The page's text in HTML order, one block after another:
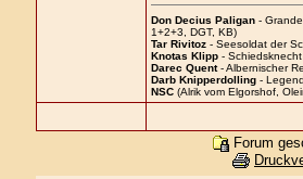
Don Decius Paligan-
1+2+3, DGT, KB)
Tar Rivitoz- Seesoldat der
Knotas Klipp- Schiedsknecht
Darec Quent- Albernischer
Darb Knipperdolling-
NSC(Alrik vom Elgorshof,
Forum